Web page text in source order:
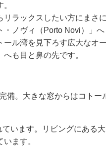
ラックスしたい方にまさに
ノヴィ（Porto Novi）」
ル湾を見下ろす広大なオ
も目と鼻の先です。
備。大きな窓からはコトー
います。リビングにある
ます。